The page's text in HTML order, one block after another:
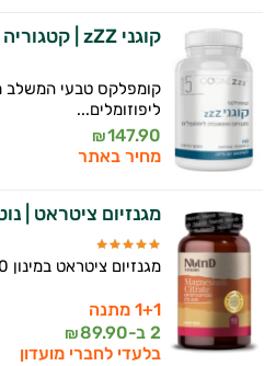
קוגני zZZ | קטגוריה 5
קומפלקס טבעי המשלב
ליפוזומלים...
147.90
₪
מחיר באתר
מגנזיום ציטראט |
מגנזיום ציטראט במינון 200 מ"ג לטבליה. רכיבים...
1+1 מתנה
2 ב-
89.90
₪
בלעדי לחברי מועדון